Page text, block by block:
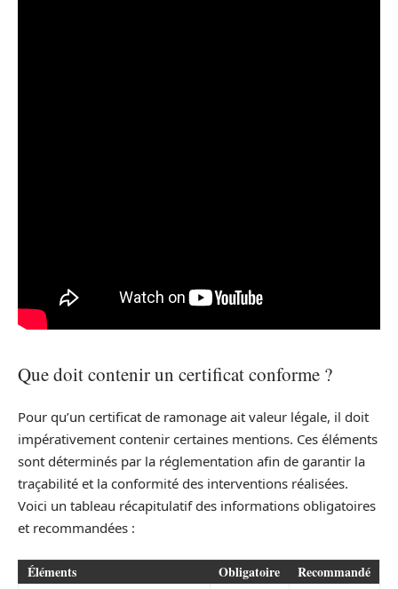
Que doit contenir un certificat conforme ?
Pour qu’un certificat de ramonage ait valeur légale, il doit
impérativement contenir certaines mentions. Ces éléments
sont déterminés par la réglementation afin de garantir la
traçabilité et la conformité des interventions réalisées.
Voici un tableau récapitulatif des informations obligatoires
et recommandées :
Éléments Obligatoire Recommandé